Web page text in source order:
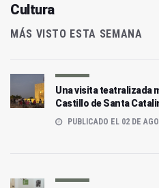
Cultura
MÁS VISTO ESTA SEMANA
Una visita teatralizada
Castillo de Santa
PUBLICADO EL 02 DE